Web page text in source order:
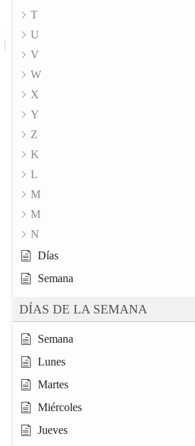
T
U
V
W
X
Y
Z
K
L
M
M
N
Días
Semana
DÍAS DE LA SEMANA
Semana
Lunes
Martes
Miércoles
Jueves